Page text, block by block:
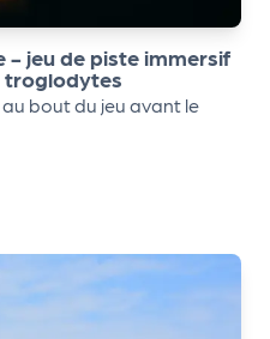
- jeu de piste immersif
troglodytes
bout du jeu avant le